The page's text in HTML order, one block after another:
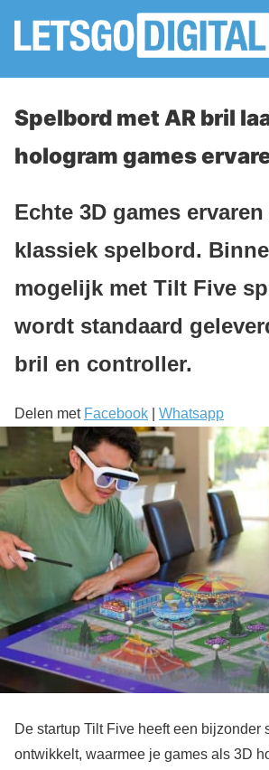
Spelbord met AR bril
hologram games
Echte 3D games
klassiek spelbord.
mogelijk met Tilt Five
wordt standaard
bril en controller.
Delen met Facebook Whatsapp
De startup Tilt Five heeft een bijzonder
ontwikkelt, waarmee je games als 3D